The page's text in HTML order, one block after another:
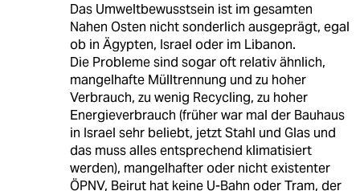
Das Umweltbewusstsein ist im gesamten
Nahen Osten nicht sonderlich ausgeprägt, egal
ob in Ägypten, Israel oder im Libanon.
Die Probleme sind sogar oft relativ ähnlich,
mangelhafte Mülltrennung und zu hoher
Verbrauch, zu wenig Recycling, zu hoher
Energieverbrauch (früher war mal der Bauhaus
in Israel sehr beliebt, jetzt Stahl und Glas und
das muss alles entsprechend klimatisiert
werden), mangelhafter oder nicht existenter
ÖPNV, Beirut hat keine U-Bahn oder Tram, der